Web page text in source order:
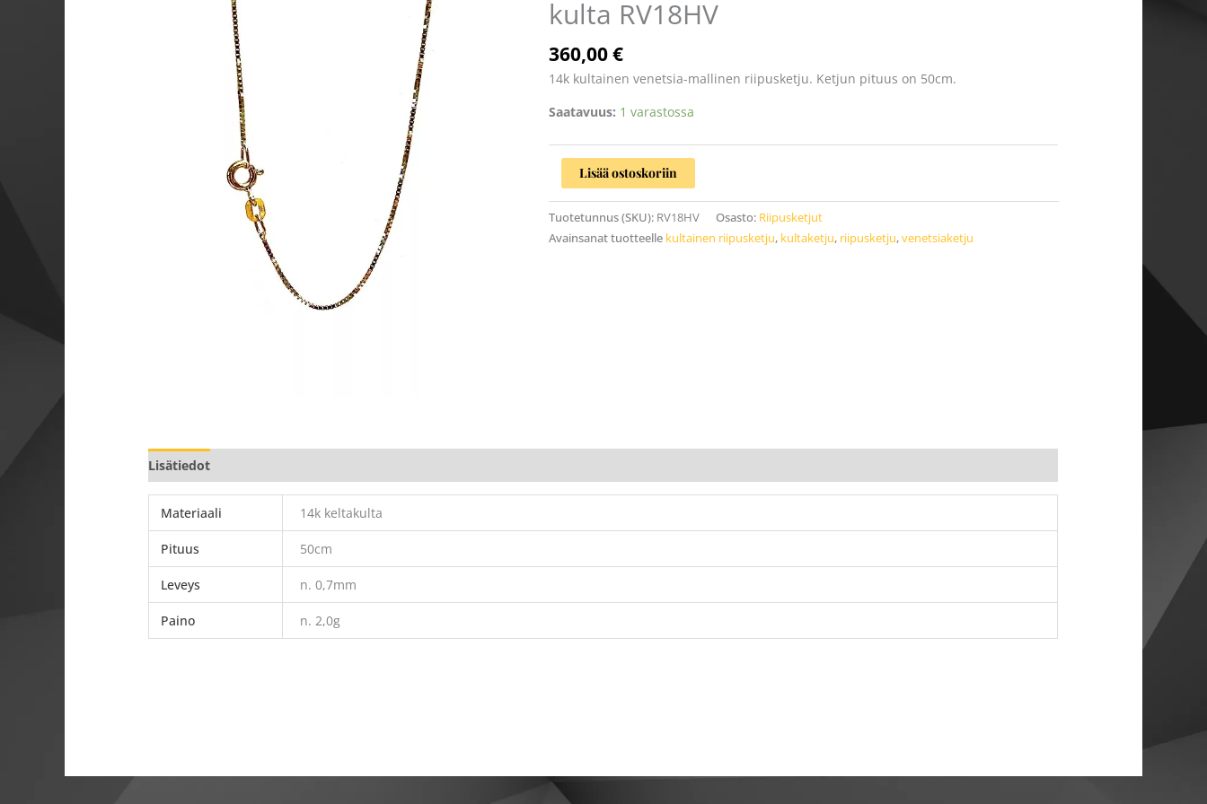
kulta RV18HV
360,00€
14k kultainen venetsia-mallinen riipusketju. Ketjun pituus on 50cm.
Saatavuus: 1 varastossa
14k
kulta
RV18HV
määrä
Lisää ostoskoriin
Tuotetunnus (SKU): RV18HV Osasto: Riipusketjut
Avainsanat tuotteelle kultainen riipusketju, kultaketju, riipusketju,venetsiaketju
Lisätiedot
Materiaali 14k keltakulta
Pituus 50cm
Leveys n. 0,7mm
Paino n. 2,0g